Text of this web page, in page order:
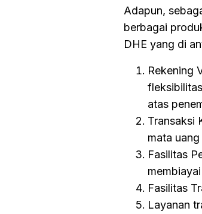
Adapun,
berbagai
DHE yang di
Rekening
atas
Transaksi
mata
Fasilitas
Fasilitas
Layanan